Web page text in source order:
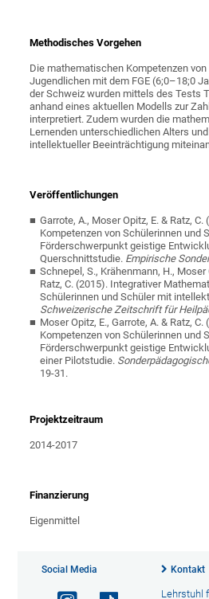
Methodisches Vorgehen
Die mathematischen Kompetenzen von
Jugendlichen mit dem FGE (6;0–18;0
der Schweiz wurden mittels des Tests
anhand eines aktuellen Modells zur
interpretiert. Zudem wurden die
Lernenden unterschiedlichen Alters
intellektueller Beeinträchtigung
Veröffentlichungen
Garrote, A., Moser Opitz, E. & Ratz,
Kompetenzen von Schülerinnen und
Förderschwerpunkt geistige
Querschnittstudie. Empirische
Schnepel, S., Krähenmann, H., Moser
Ratz, C. (2015). Integrativer
Schülerinnen und Schüler mit
Schweizerische Zeitschrift für
Moser Opitz, E., Garrote, A. & Ratz,
Kompetenzen von Schülerinnen und
Förderschwerpunkt geistige
einer Pilotstudie.
19-31.
Projektzeitraum
2014-2017
Finanzierung
Eigenmittel
Social Media Kontakt
Lehrstuhl